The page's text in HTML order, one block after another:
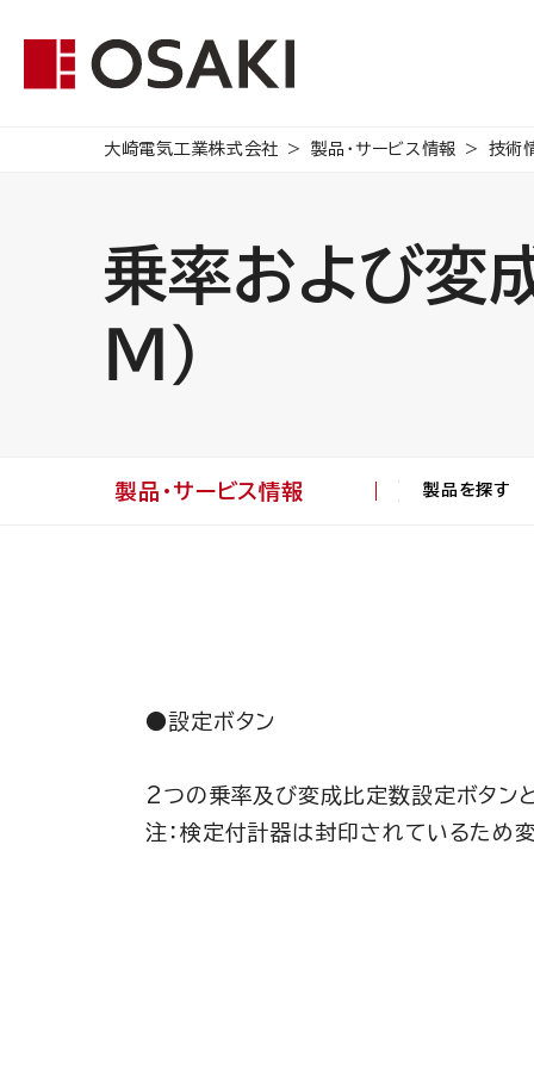
大崎電気工業株式会社 製品・サービス情報 技術
乗率および変
Ｍ）
製品・サービス情報 製品を探す
●設定ボタン
2つの乗率及び変成比定数設定ボタンと
注：検定付計器は封印されているため